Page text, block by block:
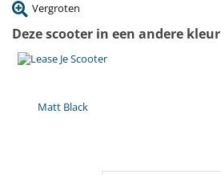
Vergroten
Deze scooter in een andere kleur
Matt Black